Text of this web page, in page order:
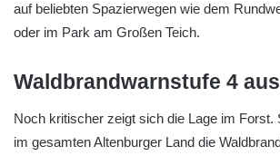
auf beliebten Spazierwegen wie dem
oder im Park am Großen Teich.
Waldbrandwarnstufe 4
Noch kritischer zeigt sich die Lage im Forst.
im gesamten Altenburger Land die